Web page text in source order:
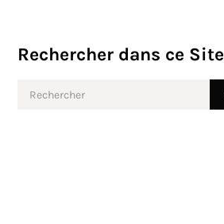
Rechercher dans ce Site